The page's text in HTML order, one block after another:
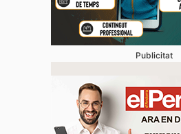
Publicitat